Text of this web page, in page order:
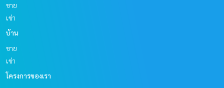
ขาย
เช่า
บ้าน
ขาย
เช่า
โครงการของเรา